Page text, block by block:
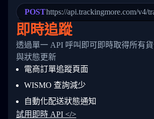
22
23
24
25
27
28
29
30
31
33
34
"Details":
          },
          {
"Date": "2017-
"Details":
          }
        ]
      }
  }
}
POSThttps://api.trackingmore.com/v4/
即時追蹤
透過單一 API 呼叫即可即時取得所有
與狀態更新
電商訂單追蹤頁面
WISMO 查詢減少
自動化配送狀態通知
試用即時 API </>